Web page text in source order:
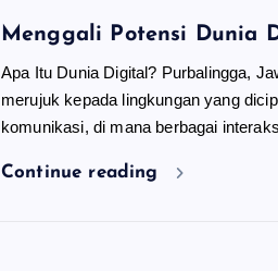
Menggali Potensi Dunia
Apa Itu Dunia Digital? Purbalingga,
merujuk kepada lingkungan yang
komunikasi, di mana berbagai
Continue reading